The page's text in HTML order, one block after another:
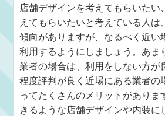
店舗デザインを考えてもらいたい
えてもらいたいと考えている人は
傾向がありますが、なるべく近い
利用するようにしましょう。あま
業者の場合は、利用をしない方が
程度評判が良く近場にある業者の
ってたくさんのメリットがありま
きるような店舗デザインや内装に